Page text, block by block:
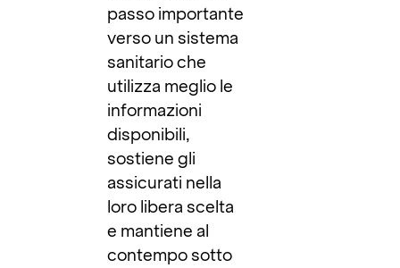
passo importante
verso un sistema
sanitario che
utilizza meglio le
informazioni
disponibili,
sostiene gli
assicurati nella
loro libera scelta
e mantiene al
contempo sotto